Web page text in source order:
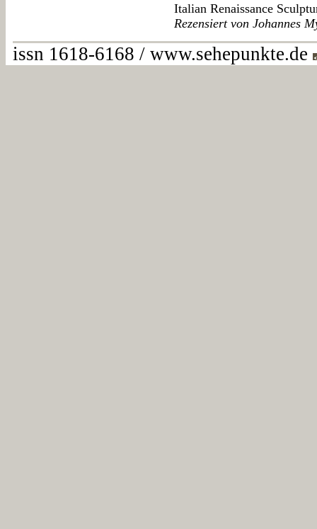
Italian Renaissance
Rezensiert von Johannes
issn 1618-6168 / www.sehepunkte.de